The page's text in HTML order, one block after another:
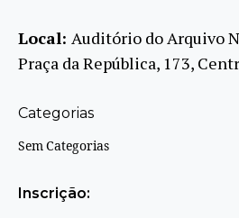
Local: Auditório do Arquivo
Praça da República, 173,
Categorias
Sem Categorias
Inscrição: